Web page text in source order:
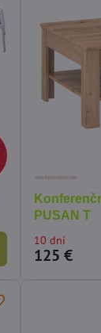
PUSAN T
10 dní
125 €